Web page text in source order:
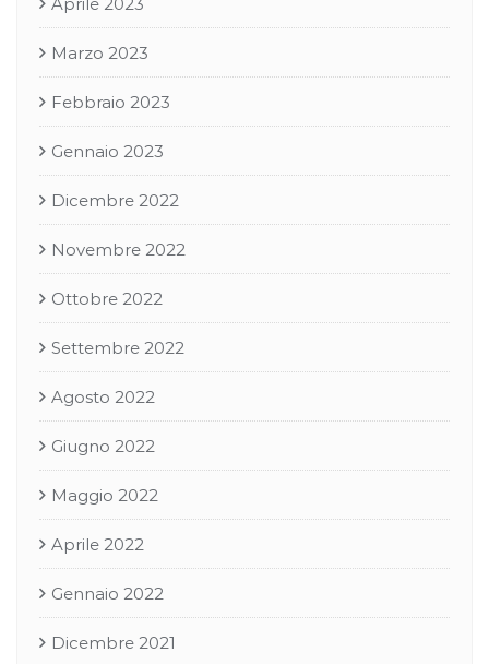
Marzo 2023
Febbraio 2023
Gennaio 2023
Dicembre 2022
Novembre 2022
Ottobre 2022
Settembre 2022
Agosto 2022
Giugno 2022
Maggio 2022
Aprile 2022
Gennaio 2022
Dicembre 2021